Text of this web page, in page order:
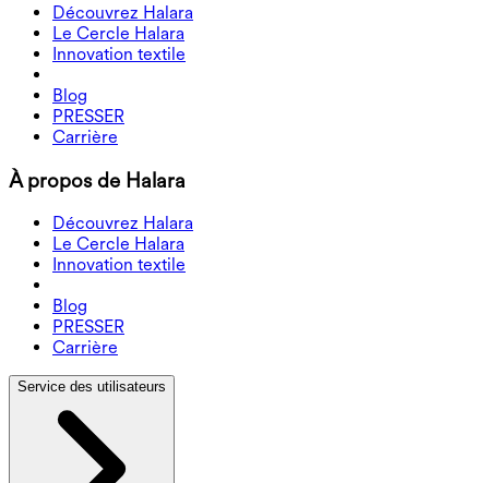
Découvrez Halara
Le Cercle Halara
Innovation textile
Blog
PRESSER
Carrière
À propos de Halara
Découvrez Halara
Le Cercle Halara
Innovation textile
Blog
PRESSER
Carrière
Service des utilisateurs